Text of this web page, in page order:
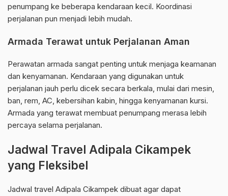
penumpang ke beberapa kendaraan kecil. Koordinasi
perjalanan pun menjadi lebih mudah.
Armada Terawat untuk Perjalanan Aman
Perawatan armada sangat penting untuk menjaga keamanan
dan kenyamanan. Kendaraan yang digunakan untuk
perjalanan jauh perlu dicek secara berkala, mulai dari mesin,
ban, rem, AC, kebersihan kabin, hingga kenyamanan kursi.
Armada yang terawat membuat penumpang merasa lebih
percaya selama perjalanan.
Jadwal Travel Adipala Cikampek
yang Fleksibel
Jadwal travel Adipala Cikampek dibuat agar dapat